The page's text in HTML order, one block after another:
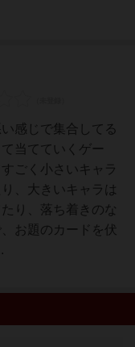
感じで集合してる
当てていくゲー
ごく小さいキャラ
、大きいキャラは
り、落ち着きのな
お題のカードを伏